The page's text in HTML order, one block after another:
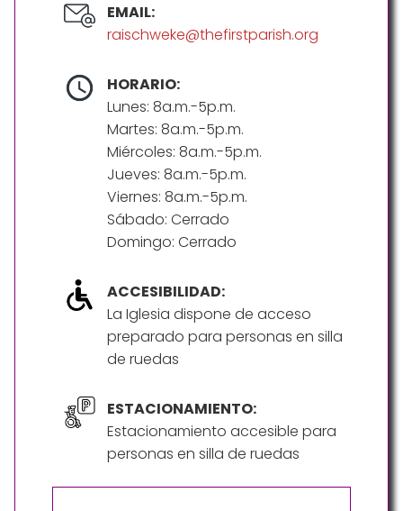
EMAIL:
raischweke@thefirstparish.org
HORARIO:
Lunes: 8a.m.-5p.m.
Martes: 8a.m.-5p.m.
Miércoles: 8a.m.-5p.m.
Jueves: 8a.m.-5p.m.
Viernes: 8a.m.-5p.m.
Sábado: Cerrado
Domingo: Cerrado
ACCESIBILIDAD:
La Iglesia dispone de acceso
preparado para personas en silla
de ruedas
ESTACIONAMIENTO:
Estacionamiento accesible para
personas en silla de ruedas